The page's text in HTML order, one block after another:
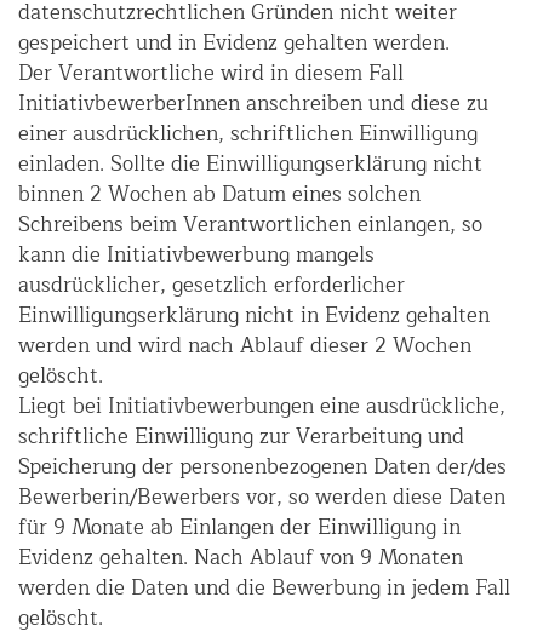
datenschutzrechtlichen Gründen nicht weiter
gespeichert und in Evidenz gehalten werden.
Der Verantwortliche wird in diesem Fall
InitiativbewerberInnen anschreiben und diese zu
einer ausdrücklichen, schriftlichen Einwilligung
einladen. Sollte die Einwilligungserklärung nicht
binnen 2 Wochen ab Datum eines solchen
Schreibens beim Verantwortlichen einlangen, so
kann die Initiativbewerbung mangels
ausdrücklicher, gesetzlich erforderlicher
Einwilligungserklärung nicht in Evidenz gehalten
werden und wird nach Ablauf dieser 2 Wochen
gelöscht.
Liegt bei Initiativbewerbungen eine ausdrückliche,
schriftliche Einwilligung zur Verarbeitung und
Speicherung der personenbezogenen Daten der/des
Bewerberin/Bewerbers vor, so werden diese Daten
für 9 Monate ab Einlangen der Einwilligung in
Evidenz gehalten. Nach Ablauf von 9 Monaten
werden die Daten und die Bewerbung in jedem Fall
gelöscht.